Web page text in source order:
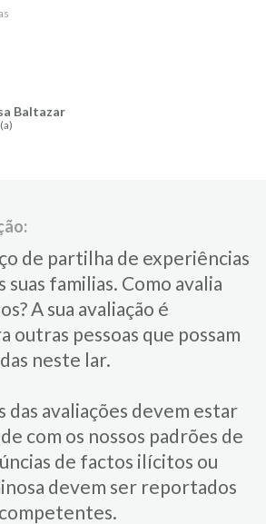
Baltazar
de partilha de experiências
suas familias.​ Como avalia
​A sua avaliação é
outras pessoas que possam
neste lar.
das avaliações devem estar
com os nossos padrões de
de factos ilícitos ou
devem ser reportados